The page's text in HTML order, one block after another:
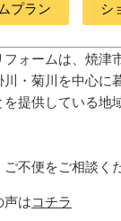
プラン シ
ォームは、焼津
川・菊川 を中心に
を提供している地
不便をご相談く
声はコチラ